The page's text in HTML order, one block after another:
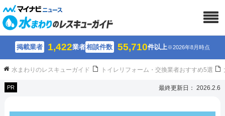
掲載業者 1,422業者相談件数 55,710件以上※2026年8月時点
水まわりのレスキューガイド トイレリフォーム・交換業者おすすめ5選
PR 最終更新日： 2026.2.6